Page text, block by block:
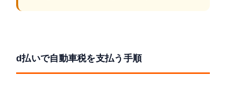
d払いで自動車税を支払う手順